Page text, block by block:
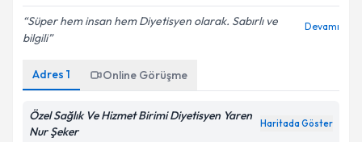
Süper hem insan hem Diyetisyen olarak. Sabırlı ve
bilgili
Devamı
Adres 1 Online Görüşme
Özel Sağlık Ve Hizmet Birimi Diyetisyen Yaren
Nur Şeker
Haritada Göster